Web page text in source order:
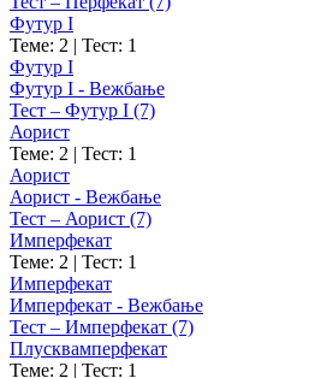
Футур I
Теме: 2 | Тест: 1
Футур I
Футур I - Вежбање
Тест – Футур I (7)
Аорист
Теме: 2 | Тест: 1
Аорист
Аорист - Вежбање
Тест – Аорист (7)
Имперфекат
Теме: 2 | Тест: 1
Имперфекат
Имперфекат - Вежбање
Тест – Имперфекат (7)
Плусквамперфекат
Теме: 2 | Тест: 1